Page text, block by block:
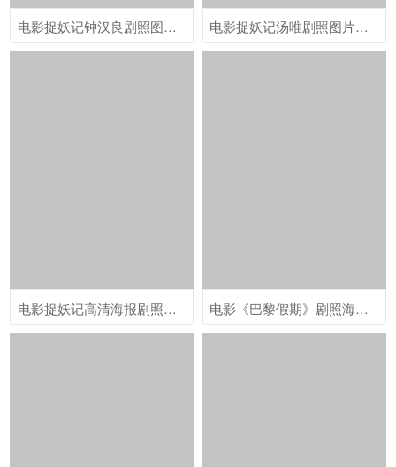
电影捉妖记钟汉良剧照图片高清电脑桌面壁纸下载 电影捉妖记汤唯剧照图片高清电脑桌面壁纸下载
电影捉妖记高清海报剧照图片电脑桌面壁纸下载 电影《巴黎假期》剧照海报图片桌面壁纸下载第一辑